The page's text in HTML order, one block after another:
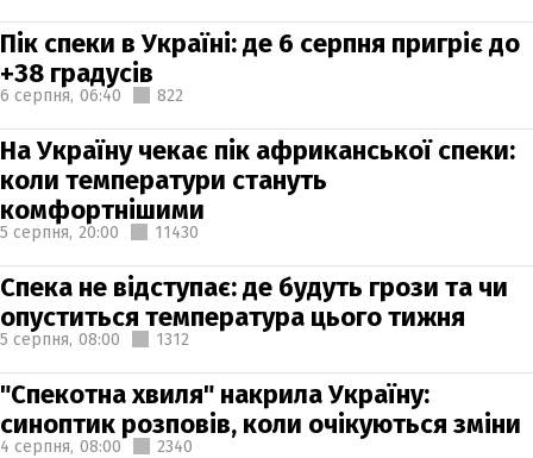
Пік спеки в Україні: де 6 серпня пригріє до
+38 градусів
6 серпня, 06:40 822
На Україну чекає пік африканської спеки:
коли температури стануть
комфортнішими
5 серпня, 20:00 11430
Спека не відступає: де будуть грози та чи
опуститься температура цього тижня
5 серпня, 08:00 1312
"Спекотна хвиля" накрила Україну:
синоптик розповів, коли очікуються зміни
4 серпня, 08:00 2340